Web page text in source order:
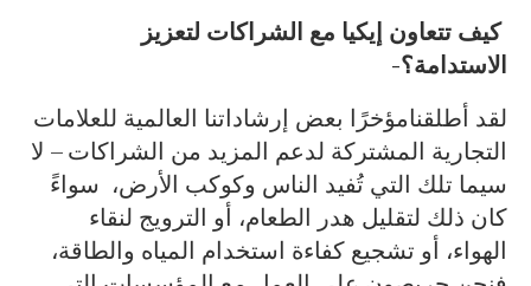
كيف تتعاون إيكيا مع الشراكات لتعزيز
الاستدامة؟-
لقد أطلقنامؤخرًا بعض إرشاداتنا العالمية للعلامات
التجارية المشتركة لدعم المزيد من الشراكات – لا
سيما تلك التي تُفيد الناس وكوكب الأرض، سواءً
كان ذلك لتقليل هدر الطعام، أو الترويج لنقاء
الهواء، أو تشجيع كفاءة استخدام المياه والطاقة،